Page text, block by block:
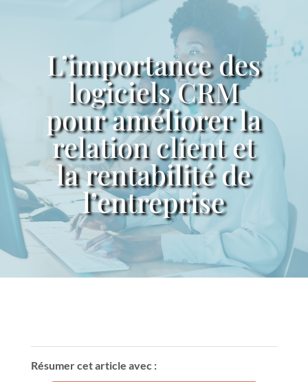
L’importance des
logiciels CRM
pour améliorer la
relation client et
la rentabilité de
l’entreprise
Résumer cet article avec :